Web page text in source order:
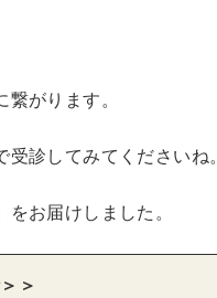
がります。
診してみてくださいね。
お届けしました。
＞